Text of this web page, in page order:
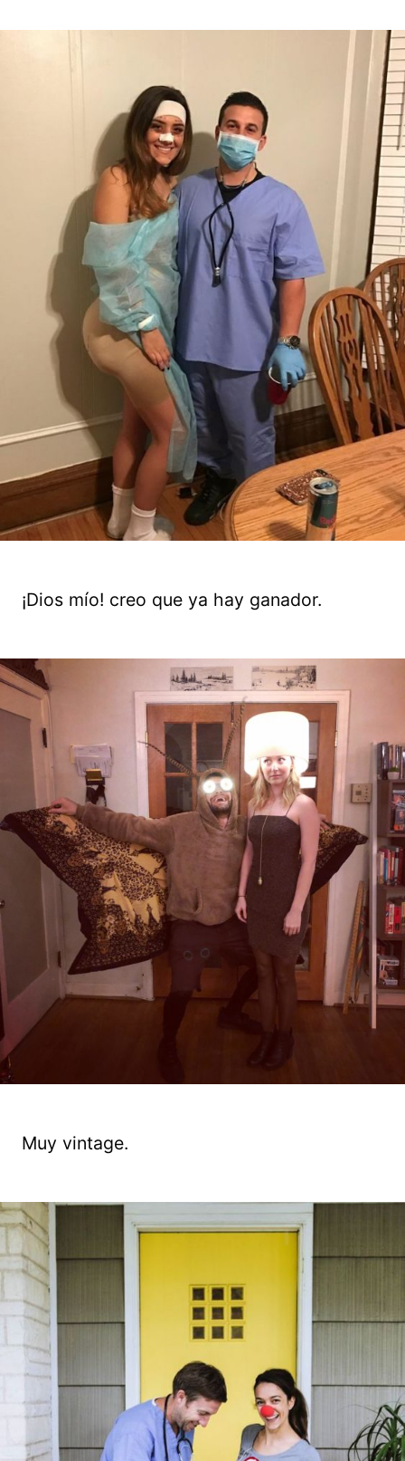
¡Dios mío! creo que ya hay ganador.
Muy vintage.